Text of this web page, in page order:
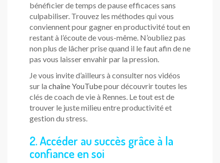
bénéficier de temps de pause efficaces sans
culpabiliser. Trouvez les méthodes qui vous
conviennent pour gagner en productivité tout en
restant à l’écoute de vous-même. N’oubliez pas
non plus de lâcher prise quand il le faut afin de ne
pas vous laisser envahir par la pression.
Je vous invite d’ailleurs à consulter nos vidéos
sur la chaîne YouTubepour découvrir toutes les
clés de coach de vie à Rennes. Le tout est de
trouver le juste milieu entre productivité et
gestion du stress.
2. Accéder au succès grâce à la
confiance en soi